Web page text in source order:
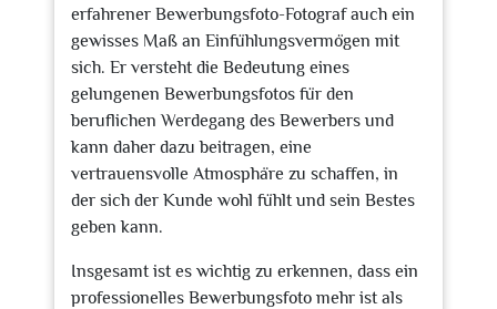
erfahrener Bewerbungsfoto-Fotograf auch ein
gewisses Maß an Einfühlungsvermögen mit
sich. Er versteht die Bedeutung eines
gelungenen Bewerbungsfotos für den
beruflichen Werdegang des Bewerbers und
kann daher dazu beitragen, eine
vertrauensvolle Atmosphäre zu schaffen, in
der sich der Kunde wohl fühlt und sein Bestes
geben kann.
Insgesamt ist es wichtig zu erkennen, dass ein
professionelles Bewerbungsfoto mehr ist als